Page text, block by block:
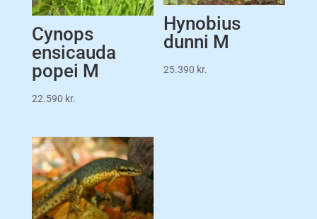
Cynops
ensicauda
popei M
22.590 kr.
Hynobius
dunni M
25.390 kr.